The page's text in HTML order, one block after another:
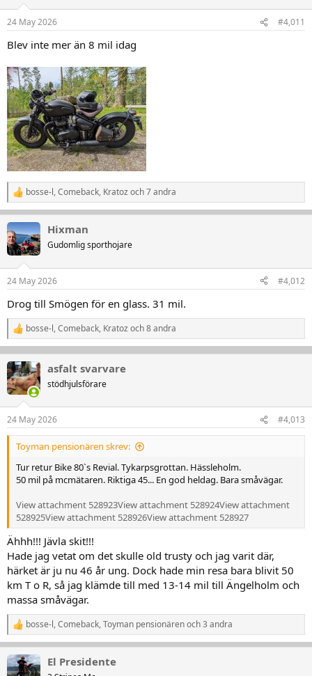
e
:
24 May 2026 #4,011
Blev inte mer än 8 mil idag
R
e
k
t
i
e
:
bosse-l,Comeback, Kratoz och 7 andra
Hixman
Gudomlig sporthojare
24 May 2026 #4,012
Drog till Smögen för en glass. 31 mil.
R
e
a
k
t
i
n
e
r
bosse-l,Comeback, Kratoz och 8 andra
asfalt svarvare
stödhjulsförare
24 May 2026 #4,013
Toyman pensionären skrev:
Tur retur Bike 80`s Revial. Tykarpsgrottan. Hässleholm.
50 mil på mcmätaren. Riktiga 45... En god heldag. Bara småvägar.
View attachment 528923View attachment 528924View attachment
528925View attachment 528926View attachment 528927
Ähhh!!! Jävla skit!!!
Hade jag vetat om det skulle old trusty och jag varit där,
härket är ju nu 46 år ung. Dock hade min resa bara blivit 50
km T o R, så jag klämde till med 13-14 mil till Ängelholm och
massa småvägar.
R
e
a
k
t
bosse-l,Comeback,Toyman pensionärenoch 3 andra
El Presidente